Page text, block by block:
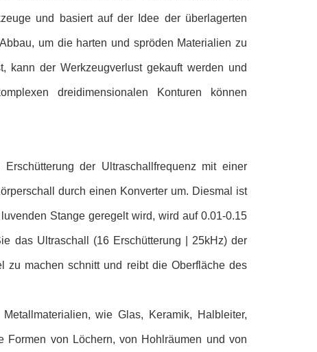
und basiert auf der Idee der überlagerten
um die harten und spröden Materialien zu
kann der Werkzeugverlust gekauft werden und
dreidimensionalen Konturen können
der Ultraschallfrequenz mit einer
durch einen Konverter um. Diesmal ist
Stange geregelt wird, wird auf 0.01-0.15
das Ultraschall (16 Erschütterung | 25kHz) der
zu machen schnitt und reibt die Oberfläche des
wie Glas, Keramik, Halbleiter,
Formen von Löchern, von Hohlräumen und von